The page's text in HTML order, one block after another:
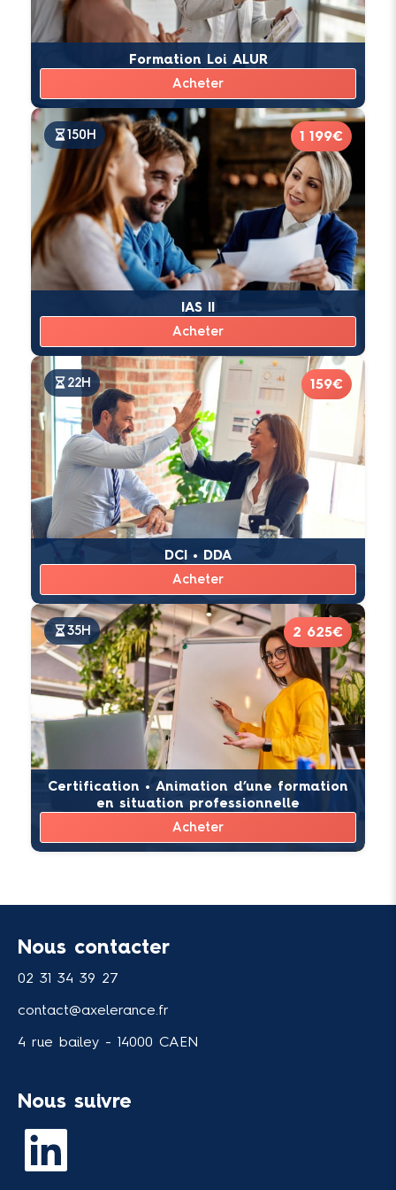
Le règlement intérieurs’applique à tous les
stagiaires participant à une formation
dispensée parAxelerance, et ce, pendant
toute la durée de la formation suivie.
Mise à jour 10/02/2025
Formation Loi ALUR
Acheter
150H 1 199€
IAS II
Acheter
22H 159€
DCI • DDA
Acheter
35H 2 625€
Certification • Animation d’une formation
en situation professionnelle
Acheter
Nous contacter
02 31 34 39 27
contact@axelerance.fr
4 rue bailey - 14000 CAEN
Nous suivre